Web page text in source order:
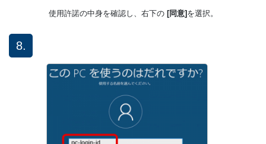
使用許諾の中身を確認し、右下の [同意] を選択。
8.